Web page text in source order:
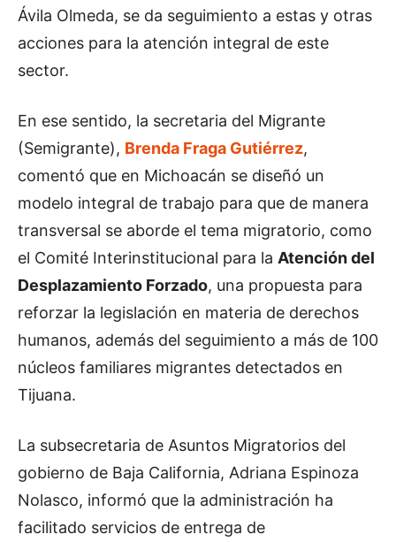
Ávila Olmeda, se da seguimiento a estas y otras
acciones para la atención integral de este
sector.
En ese sentido, la secretaria del Migrante
(Semigrante), Brenda Fraga Gutiérrez,
comentó que en Michoacán se diseñó un
modelo integral de trabajo para que de manera
transversal se aborde el tema migratorio, como
el Comité Interinstitucional para la Atención del
Desplazamiento Forzado, una propuesta para
reforzar la legislación en materia de derechos
humanos, además del seguimiento a más de 100
núcleos familiares migrantes detectados en
Tijuana.
La subsecretaria de Asuntos Migratorios del
gobierno de Baja California, Adriana Espinoza
Nolasco, informó que la administración ha
facilitado servicios de entrega de